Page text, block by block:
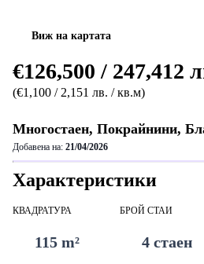
Виж на картата
€126,500 / 247,412
(€1,100 / 2,151 лв. / кв.м)
Многостаен, Покрайнини,
Добавена на: 21/04/2026
Характеристики
КВАДРАТУРА
115 m²
БРОЙ СТАИ
4 стаен